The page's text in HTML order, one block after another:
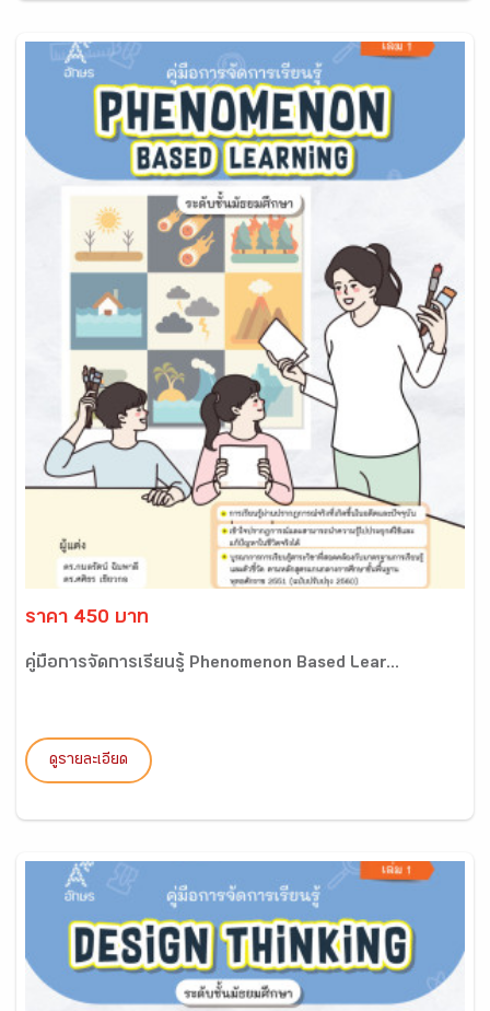
ราคา 450 บาท
คู่มือการจัดการเรียนรู้ Phenomenon Based Lear...
ดูรายละเอียด